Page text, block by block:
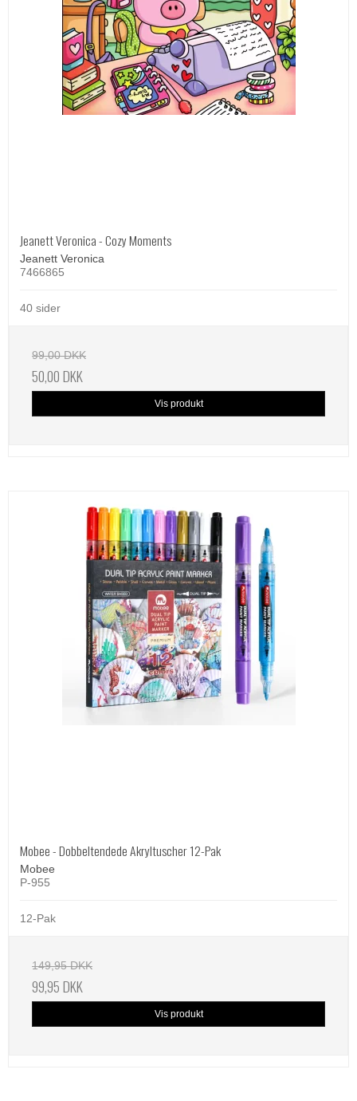
Jeanett Veronica - Cozy Moments
Jeanett Veronica
7466865
40 sider
99,00 DKK
50,00 DKK
Vis produkt
Mobee - Dobbeltendede Akryltuscher 12-Pak
Mobee
P-955
12-Pak
149,95 DKK
99,95 DKK
Vis produkt